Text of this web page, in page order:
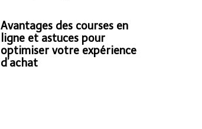
Avantages des courses en
ligne et astuces pour
optimiser votre expérience
d’achat